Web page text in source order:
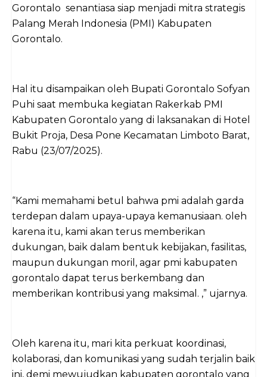
Gorontalo senantiasa siap menjadi mitra strategis
Palang Merah Indonesia (PMI) Kabupaten
Gorontalo.
Hal itu disampaikan oleh Bupati Gorontalo Sofyan
Puhi saat membuka kegiatan Rakerkab PMI
Kabupaten Gorontalo yang di laksanakan di Hotel
Bukit Proja, Desa Pone Kecamatan Limboto Barat,
Rabu (23/07/2025).
“Kami memahami betul bahwa pmi adalah garda
terdepan dalam upaya-upaya kemanusiaan. oleh
karena itu, kami akan terus memberikan
dukungan, baik dalam bentuk kebijakan, fasilitas,
maupun dukungan moril, agar pmi kabupaten
gorontalo dapat terus berkembang dan
memberikan kontribusi yang maksimal. ,” ujarnya.
Oleh karena itu, mari kita perkuat koordinasi,
kolaborasi, dan komunikasi yang sudah terjalin baik
ini, demi mewujudkan kabupaten gorontalo yang